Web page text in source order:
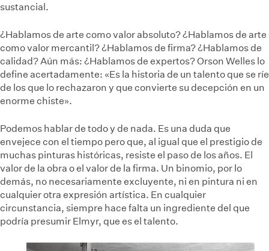
sustancial.
¿Hablamos de arte como valor absoluto? ¿Hablamos de arte
como valor mercantil? ¿Hablamos de firma? ¿Hablamos de
calidad? Aún más: ¿Hablamos de expertos? Orson Welles lo
define acertadamente: «Es la historia de un talento que se ríe
de los que lo rechazaron y que convierte su decepción en un
enorme chiste».
Podemos hablar de todo y de nada. Es una duda que
envejece con el tiempo pero que, al igual que el prestigio de
muchas pinturas históricas, resiste el paso de los años. El
valor de la obra o el valor de la firma. Un binomio, por lo
demás, no necesariamente excluyente, ni en pintura ni en
cualquier otra expresión artística. En cualquier
circunstancia, siempre hace falta un ingrediente del que
podría presumir Elmyr, que es el talento.